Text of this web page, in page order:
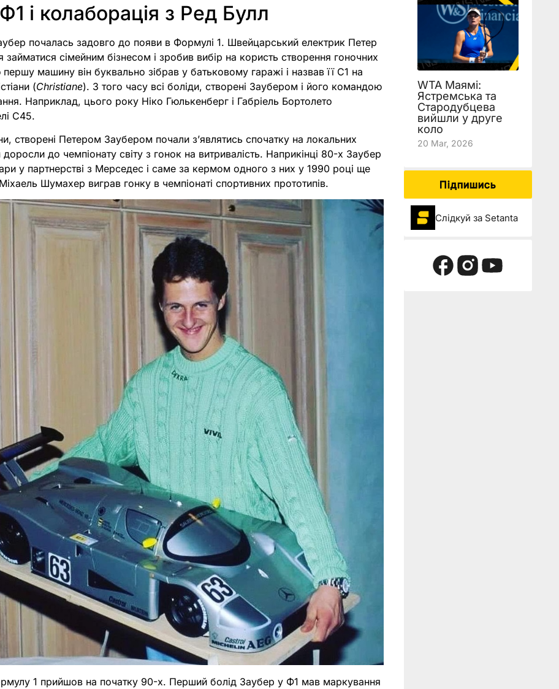
і колаборація з Ред Булл
почалась задовго до появи в Формулі 1. Швейцарський електрик Петер
займатися сімейним бізнесом і зробив вибір на користь створення гоночних
машину він буквально зібрав у батьковому гаражі і назвав її C1 на
(Christiane). З того часу всі боліди, створені Заубером і його командою
Наприклад, цього року Ніко Гюлькенберг і Габріель Бортолето
C45.
створені Петером Заубером почали зʼявлятись спочатку на локальних
до чемпіонату світу з гонок на витривалість. Наприкінці 80-х Заубер
у партнерстві з Мерседес і саме за кермом одного з них у 1990 році ще
Шумахер виграв гонку в чемпіонаті спортивних прототипів.
1 прийшов на початку 90-х. Перший болід Заубер у Ф1 мав маркування
WTA Маямі:
Ястремська та
Стародубцева
вийшли у друге
коло
20 Mar, 2026
Підпишись
Слідкуй за Setanta